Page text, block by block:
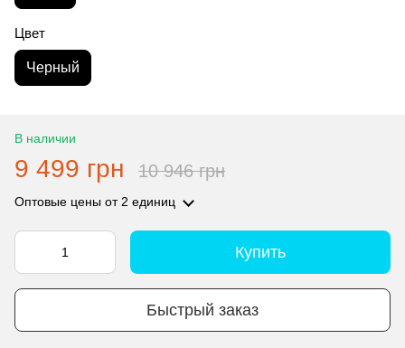
Цвет
Черный
В наличии
9 499 грн 10 946 грн
Оптовые цены от 2 единиц
Купить
Быстрый заказ